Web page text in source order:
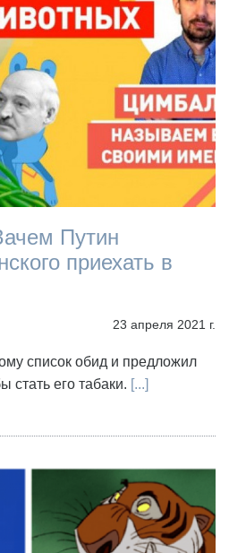
Путин
приехать в
23 апреля 2021 г.
список обид и предложил
стать его табаки. [...]